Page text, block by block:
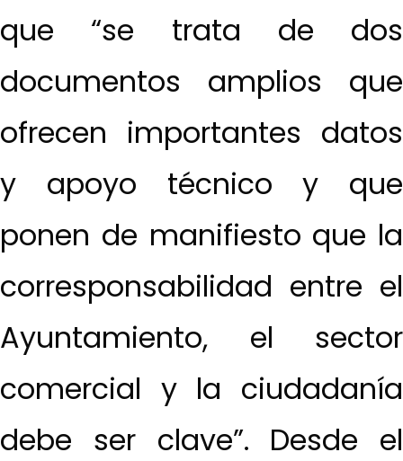
que “se trata de dos
documentos amplios que
ofrecen importantes datos
y apoyo técnico y que
ponen de manifiesto que la
corresponsabilidad entre el
Ayuntamiento, el sector
comercial y la ciudadanía
debe ser clave”. Desde el